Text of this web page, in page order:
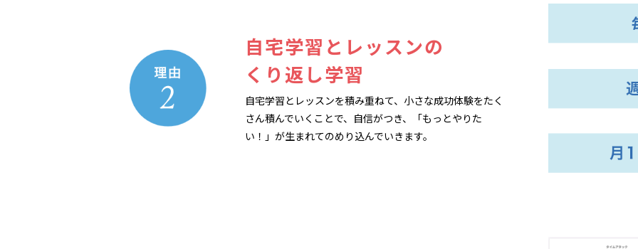
自宅学習とレッスンの
くり返し学習
自宅学習とレッスンを積み重ねて、小さな成功体験をたく
さん積んでいくことで、自信がつき、「もっとやりた
い！」が生まれてのめり込んでいきます。